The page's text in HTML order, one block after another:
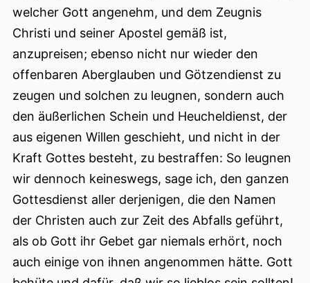
welcher Gott angenehm, und dem Zeugnis
Christi und seiner Apostel gemäß ist,
anzupreisen; ebenso nicht nur wieder den
offenbaren Aberglauben und Götzendienst zu
zeugen und solchen zu leugnen, sondern auch
den äußerlichen Schein und Heucheldienst, der
aus eigenen Willen geschieht, und nicht in der
Kraft Gottes besteht, zu bestraffen: So leugnen
wir dennoch keineswegs, sage ich, den ganzen
Gottesdienst aller derjenigen, die den Namen
der Christen auch zur Zeit des Abfalls geführt,
als ob Gott ihr Gebet gar niemals erhört, noch
auch einige von ihnen angenommen hätte. Gott